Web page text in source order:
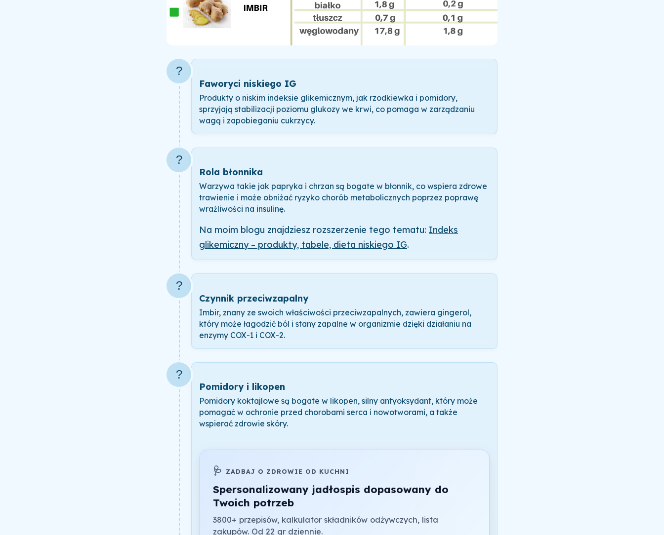
?
Faworyci niskiego IG
Produkty o niskim indeksie glikemicznym, jak rzodkiewka i pomidory,
sprzyjają stabilizacji poziomu glukozy we krwi, co pomaga w zarządzaniu
wagą i zapobieganiu cukrzycy.
?
Rola błonnika
Warzywa takie jak papryka i chrzan są bogate w błonnik, co wspiera zdrowe
trawienie i może obniżać ryzyko chorób metabolicznych poprzez poprawę
wrażliwości na insulinę.
Na moim blogu znajdziesz rozszerzenie tego tematu: Indeks
glikemiczny – produkty, tabele, dieta niskiego IG.
?
Czynnik przeciwzapalny
Imbir, znany ze swoich właściwości przeciwzapalnych, zawiera gingerol,
który może łagodzić ból i stany zapalne w organizmie dzięki działaniu na
enzymy COX-1 i COX-2.
?
Pomidory i likopen
Pomidory koktajlowe są bogate w likopen, silny antyoksydant, który może
pomagać w ochronie przed chorobami serca i nowotworami, a także
wspierać zdrowie skóry.
🩺 ZADBAJ O ZDROWIE OD KUCHNI
Spersonalizowany jadłospis dopasowany do
Twoich potrzeb
3800+ przepisów, kalkulator składników odżywczych, lista
zakupów. Od 22 gr dziennie.